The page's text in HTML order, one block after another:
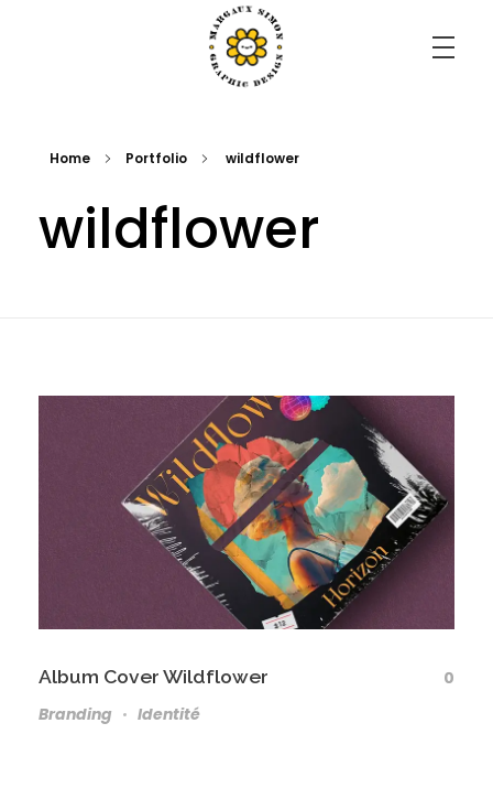
Margaux Simon Portfolio
il faut savoir s'émerveiller de tout.
Home Portfolio wildflower
wildflower
Album Cover Wildflower
0
Branding
Identité